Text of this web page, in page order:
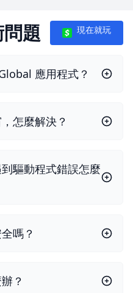
題 現在就玩
應用程式？
怎麼解決？
驅動程式錯誤怎麼
嗎？
？